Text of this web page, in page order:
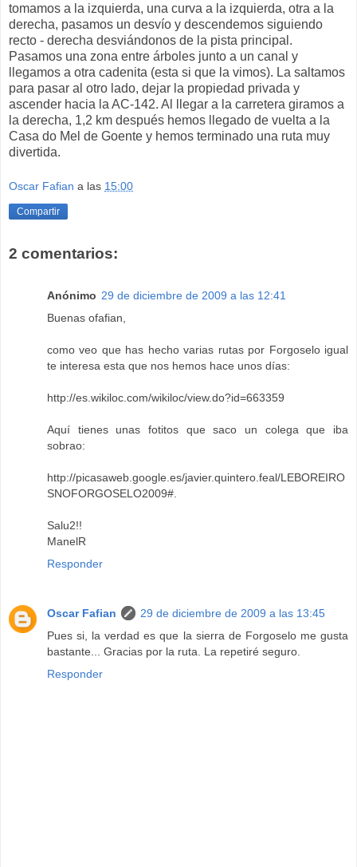
tomamos a la izquierda, una curva a la izquierda, otra a la
derecha, pasamos un desvío y descendemos siguiendo
recto - derecha desviándonos de la pista principal.
Pasamos una zona entre árboles junto a un canal y
llegamos a otra cadenita (esta si que la vimos). La saltamos
para pasar al otro lado, dejar la propiedad privada y
ascender hacia la AC-142. Al llegar a la carretera giramos a
la derecha, 1,2 km después hemos llegado de vuelta a la
Casa do Mel de Goente y hemos terminado una ruta muy
divertida.
Oscar Fafian a las 15:00
Compartir
2 comentarios:
Anónimo 29 de diciembre de 2009 a las 12:41
Buenas ofafian,
como veo que has hecho varias rutas por Forgoselo igual
te interesa esta que nos hemos hace unos días:
http://es.wikiloc.com/wikiloc/view.do?id=663359
Aquí tienes unas fotitos que saco un colega que iba
sobrao:
http://picasaweb.google.es/javier.quintero.feal/LEBOREIRO
SNOFORGOSELO2009#
Salu2!!
ManelR
Responder
Oscar Fafian
29 de diciembre de 2009 a las 13:45
Pues si, la verdad es que la sierra de Forgoselo me gusta
bastante... Gracias por la ruta. La repetiré seguro.
Responder